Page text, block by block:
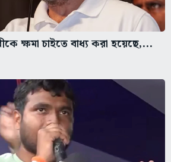
ক্ষমা চাইতে বাধ্য করা হয়েছে,...